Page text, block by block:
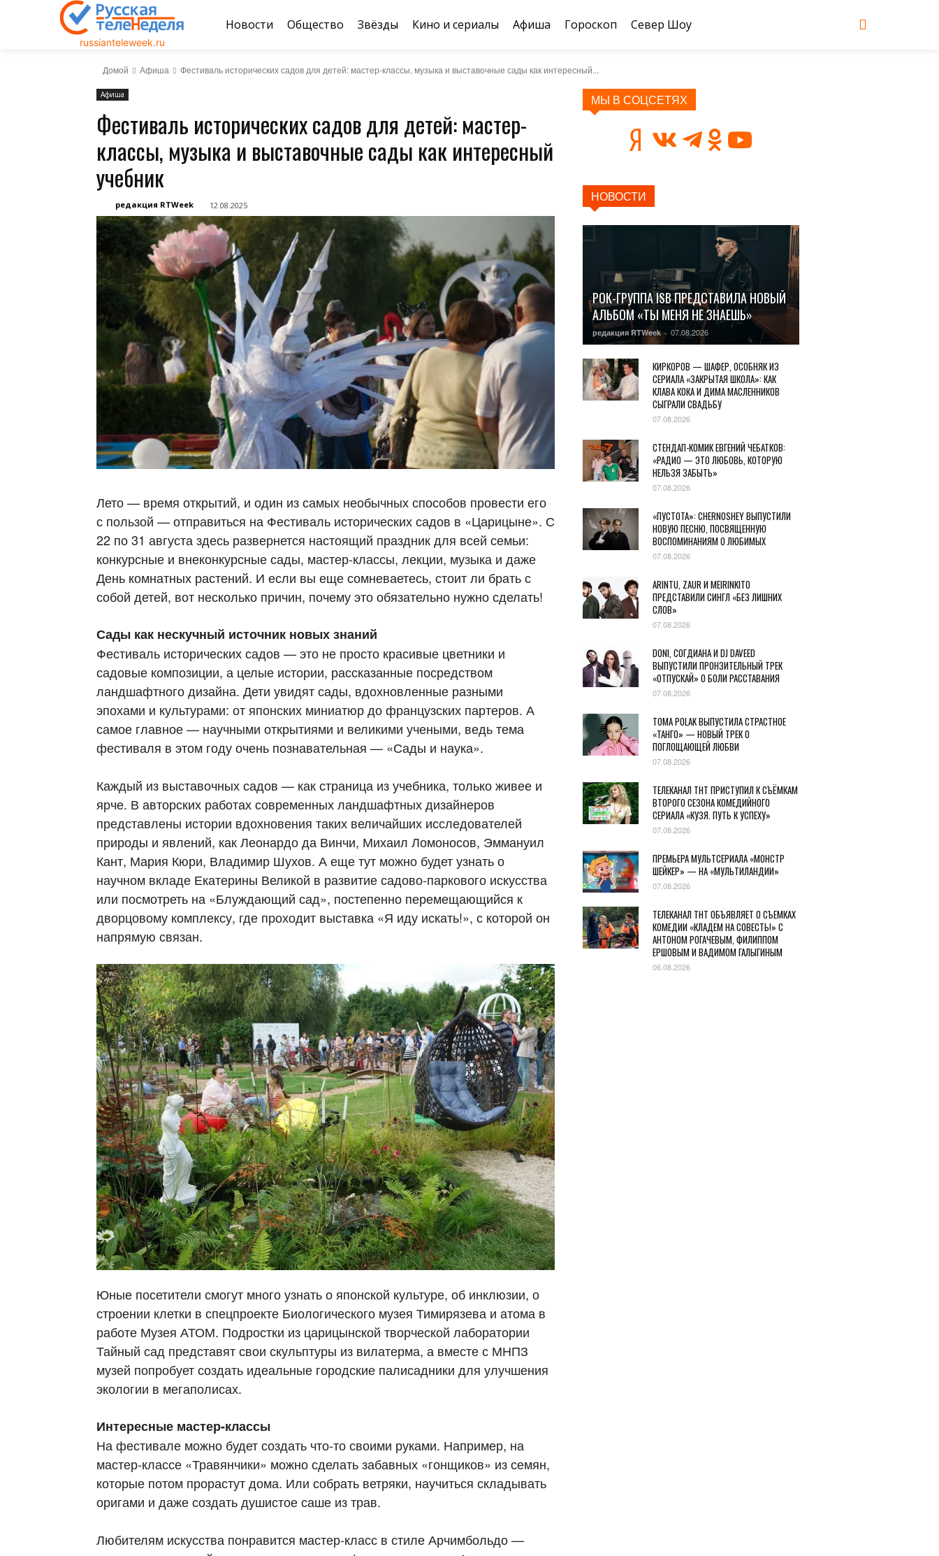
russianteleweek.ru
Новости Общество Звёзды Кино и сериалы Афиша Гороскоп Север Шоу
Домой Афиша Фестиваль исторических садов для детей: мастер-классы, музыка и выставочные сады как интересный...
Афиша
Фестиваль исторических садов для детей: мастер-
классы, музыка и выставочные сады как интересный
учебник
редакция RTWeek 12.08.2025
Лето — время открытий, и один из самых необычных способов провести его
с пользой — отправиться на Фестиваль исторических садов в «Царицыне». С
22 по 31 августа здесь развернется настоящий праздник для всей семьи:
конкурсные и внеконкурсные сады, мастер-классы, лекции, музыка и даже
День комнатных растений. И если вы еще сомневаетесь, стоит ли брать с
собой детей, вот несколько причин, почему это обязательно нужно сделать!
Сады как нескучный источник новых знаний
Фестиваль исторических садов — это не просто красивые цветники и
садовые композиции, а целые истории, рассказанные посредством
ландшафтного дизайна. Дети увидят сады, вдохновленные разными
эпохами и культурами: от японских миниатюр до французских партеров. А
самое главное — научными открытиями и великими учеными, ведь тема
фестиваля в этом году очень познавательная — «Сады и наука».
Каждый из выставочных садов — как страница из учебника, только живее и
ярче. В авторских работах современных ландшафтных дизайнеров
представлены истории вдохновения таких величайших исследователей
природы и явлений, как Леонардо да Винчи, Михаил Ломоносов, Эммануил
Кант, Мария Кюри, Владимир Шухов. А еще тут можно будет узнать о
научном вкладе Екатерины Великой в развитие садово-паркового искусства
или посмотреть на «Блуждающий сад», постепенно перемещающийся к
дворцовому комплексу, где проходит выставка «Я иду искать!», с которой он
напрямую связан.
Юные посетители смогут много узнать о японской культуре, об инклюзии, о
строении клетки в спецпроекте Биологического музея Тимирязева и атома в
работе Музея АТОМ. Подростки из царицынской творческой лаборатории
Тайный сад представят свои скульптуры из вилатерма, а вместе с МНПЗ
музей попробует создать идеальные городские палисадники для улучшения
экологии в мегаполисах.
Интересные мастер-классы
На фестивале можно будет создать что-то своими руками. Например, на
мастер-классе «Травянчики» можно сделать забавных «гонщиков» из семян,
которые потом прорастут дома. Или собрать ветряки, научиться складывать
оригами и даже создать душистое саше из трав.
Любителям искусства понравится мастер-класс в стиле Арчимбольдо —
МЫ В СОЦСЕТЯХ
НОВОСТИ
РОК-ГРУППА ISB ПРЕДСТАВИЛА НОВЫЙ
АЛЬБОМ «ТЫ МЕНЯ НЕ ЗНАЕШЬ»
редакция RTWeek - 07.08.2026
КИРКОРОВ — ШАФЕР, ОСОБНЯК ИЗ
СЕРИАЛА «ЗАКРЫТАЯ ШКОЛА»: КАК
КЛАВА КОКА И ДИМА МАСЛЕННИКОВ
СЫГРАЛИ СВАДЬБУ
07.08.2026
СТЕНДАП-КОМИК ЕВГЕНИЙ ЧЕБАТКОВ:
«РАДИО — ЭТО ЛЮБОВЬ, КОТОРУЮ
НЕЛЬЗЯ ЗАБЫТЬ»
07.08.2026
«ПУСТОТА»: CHERNOSHEY ВЫПУСТИЛИ
НОВУЮ ПЕСНЮ, ПОСВЯЩЕННУЮ
ВОСПОМИНАНИЯМ О ЛЮБИМЫХ
07.08.2026
ARINTU, ZAUR И MEIRINKITO
ПРЕДСТАВИЛИ СИНГЛ «БЕЗ ЛИШНИХ
СЛОВ»
07.08.2026
DONI, СОГДИАНА И DJ DAVEED
ВЫПУСТИЛИ ПРОНЗИТЕЛЬНЫЙ ТРЕК
«ОТПУСКАЙ» О БОЛИ РАССТАВАНИЯ
07.08.2026
TOMA POLAK ВЫПУСТИЛА СТРАСТНОЕ
«ТАНГО» — НОВЫЙ ТРЕК О
ПОГЛОЩАЮЩЕЙ ЛЮБВИ
07.08.2026
ТЕЛЕКАНАЛ ТНТ ПРИСТУПИЛ К СЪЁМКАМ
ВТОРОГО СЕЗОНА КОМЕДИЙНОГО
СЕРИАЛА «КУЗЯ. ПУТЬ К УСПЕХУ»
07.08.2026
ПРЕМЬЕРА МУЛЬТСЕРИАЛА «МОНСТР
ШЕЙКЕР» — НА «МУЛЬТИЛАНДИИ»
07.08.2026
ТЕЛЕКАНАЛ ТНТ ОБЪЯВЛЯЕТ О СЪЕМКАХ
КОМЕДИИ «КЛАДЕМ НА СОВЕСТЬ!» С
АНТОНОМ РОГАЧЕВЫМ, ФИЛИППОМ
ЕРШОВЫМ И ВАДИМОМ ГАЛЫГИНЫМ
06.08.2026